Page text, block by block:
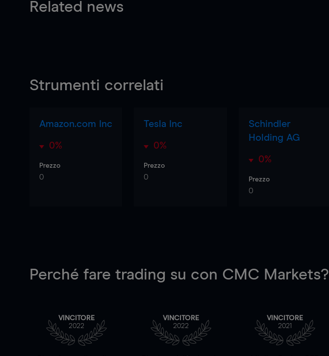
Related news
Strumenti correlati
Amazon.com Inc
0%
Prezzo
0
Tesla Inc
0%
Prezzo
0
Schindler
Holding AG
0%
Prezzo
0
Perché fare trading su con CMC Markets?
VINCITORE
2022
VINCITORE
2022
VINCITORE
2021